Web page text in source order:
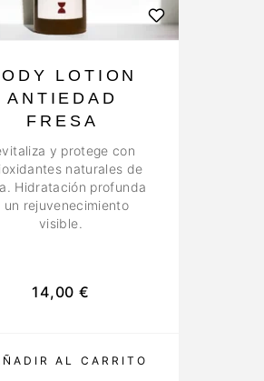
AL CARRITO
LOTION
ANTIEDAD
FRESA
y protege con
naturales de
Hidratación profunda
un rejuvenecimiento
visible.
14,00 €